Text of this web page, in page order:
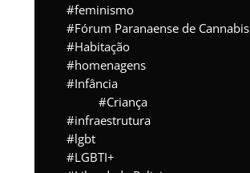
feminismo
Fórum Paranaense de Cannabis
Habitação
homenagens
Infância
Criança
infraestrutura
lgbt
LGBTI+